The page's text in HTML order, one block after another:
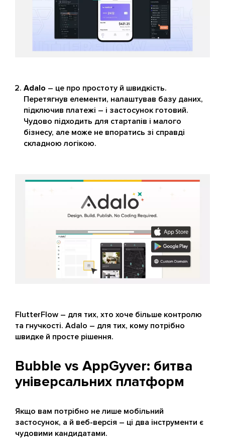
Adalo – це про простоту й швидкість.
Перетягнув елементи, налаштував базу даних,
підключив платежі – і застосунок готовий.
Чудово підходить для стартапів і малого
бізнесу, але може не впоратись зі справді
складною логікою.
FlutterFlow – для тих, хто хоче більше контролю
та гнучкості. Adalo – для тих, кому потрібно
швидке й просте рішення.
Bubble vs AppGyver: битва
універсальних платформ
Якщо вам потрібно не лише мобільний
застосунок, а й веб-версія – ці два інструменти є
чудовими кандидатами.